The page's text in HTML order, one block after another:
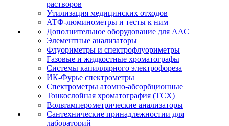
растворов
Утилизация медицинских отходов
АТФ-люминометры и тесты к ним
Дополнительное оборудование для ААС
Элементные анализаторы
Флуориметры и спектрофлуориметры
Газовые и жидкостные хроматографы
Системы капиллярного электрофореза
ИК-Фурье спектрометры
Спектрометры атомно-абсорбционные
Тонкослойная хроматография (ТСХ)
Вольтамперометрические анализаторы
Сантехнические принадлежностии для
лабораторий